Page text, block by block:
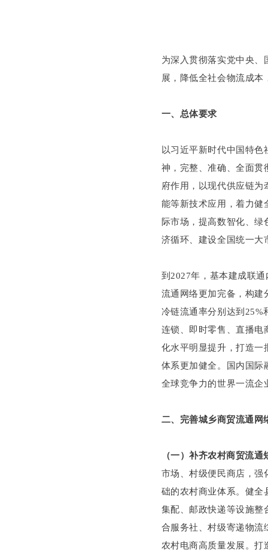
为深入贯彻落实党中央
展，降低全社会物流成
一、总体要求
以习近平新时代中国特
神，完整、准确、全面贯
府作用，以现代供应链
能等新技术应用，着力健
际市场，提高数智化、
济循环、建设全国统一大
到2027年，基本建成联
流通网络更加完备，构建
冷链流通率分别达到25%
连锁、即时零售、直播电
化水平明显提升，打造一
体系更加健全。国内国际
全球竞争力的世界一流企
二、完善城乡商贸流通网
（一）补齐农村商贸流通
市场、村级便民商店，强
础的农村商业体系。健全
集配、邮政快递等设施整
合服务社、村级寄递物流
农村电商高质量发展。打